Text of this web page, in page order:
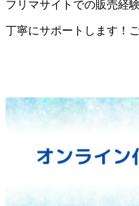
フリマサイトでの販売経
丁寧にサポートします！